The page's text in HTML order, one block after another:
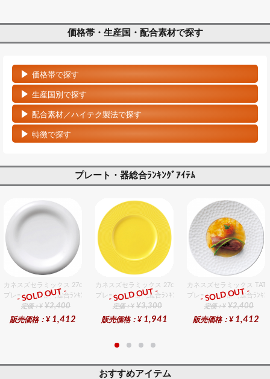
価格帯・生産国・配合素材で探す
価格帯で探す
生産国別で探す
配合素材／ハイテク製法で探す
特徴で探す
プレート・器総合ﾗﾝｷﾝｸﾞｱｲﾃﾑ
カネスズセラミックス 27cmディナー
プレート・器部門総合ﾗﾝｷﾝｸﾞ
定価：¥ ¥2,400
販売価格：¥ 1,412
- SOLD OUT -
カネスズセラミックス 27cmディナー（LeMon）
プレート・器部門総合ﾗﾝｷﾝｸﾞ
定価：¥ ¥3,300
販売価格：¥ 1,941
- SOLD OUT -
カネスズセラミックス
プレート・器部門総合ﾗﾝｷﾝ
定価：¥ ¥2,400
販売価格：¥ 1,412
- SOLD OUT -
おすすめアイテム